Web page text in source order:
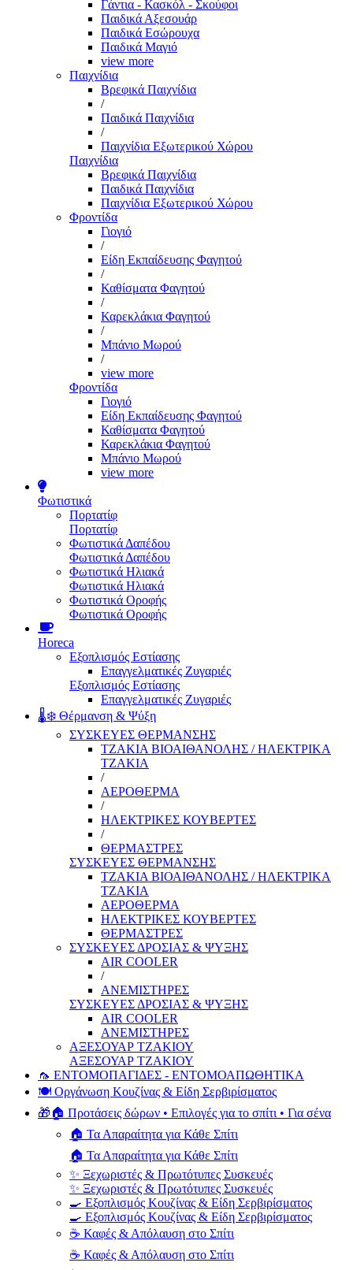
Γάντια - Κασκόλ - Σκούφοι
Παιδικά Αξεσουάρ
Παιδικά Εσώρουχα
Παιδικά Μαγιό
view more
Παιχνίδια
Βρεφικά Παιχνίδια
/
Παιδικά Παιχνίδια
/
Παιχνίδια Εξωτερικού Χώρου
Παιχνίδια
Βρεφικά Παιχνίδια
Παιδικά Παιχνίδια
Παιχνίδια Εξωτερικού Χώρου
Φροντίδα
Γιογιό
/
Είδη Εκπαίδευσης Φαγητού
/
Καθίσματα Φαγητού
/
Καρεκλάκια Φαγητού
/
Μπάνιο Μωρού
/
view more
Φροντίδα
Γιογιό
Είδη Εκπαίδευσης Φαγητού
Καθίσματα Φαγητού
Καρεκλάκια Φαγητού
Μπάνιο Μωρού
view more
Φωτιστικά
Πορτατίφ
Πορτατίφ
Φωτιστικά Δαπέδου
Φωτιστικά Δαπέδου
Φωτιστικά Ηλιακά
Φωτιστικά Ηλιακά
Φωτιστικά Οροφής
Φωτιστικά Οροφής
Horeca
Εξοπλισμός Εστίασης
Επαγγελματικές Ζυγαριές
Εξοπλισμός Εστίασης
Επαγγελματικές Ζυγαριές
🌡️❄️ Θέρμανση & Ψύξη
ΣΥΣΚΕΥΕΣ ΘΕΡΜΑΝΣΗΣ
ΤΖΑΚΙΑ ΒΙΟΑΙΘΑΝΟΛΗΣ / ΗΛΕΚΤΡΙΚΑ
ΤΖΑΚΙΑ
/
ΑΕΡΟΘΕΡΜΑ
/
ΗΛΕΚΤΡΙΚΕΣ ΚΟΥΒΕΡΤΕΣ
/
ΘΕΡΜΑΣΤΡΕΣ
ΣΥΣΚΕΥΕΣ ΘΕΡΜΑΝΣΗΣ
ΤΖΑΚΙΑ ΒΙΟΑΙΘΑΝΟΛΗΣ / ΗΛΕΚΤΡΙΚΑ
ΤΖΑΚΙΑ
ΑΕΡΟΘΕΡΜΑ
ΗΛΕΚΤΡΙΚΕΣ ΚΟΥΒΕΡΤΕΣ
ΘΕΡΜΑΣΤΡΕΣ
ΣΥΣΚΕΥΕΣ ΔΡΟΣΙΑΣ & ΨΥΞΗΣ
AIR COOLER
/
ΑΝΕΜΙΣΤΗΡΕΣ
ΣΥΣΚΕΥΕΣ ΔΡΟΣΙΑΣ & ΨΥΞΗΣ
AIR COOLER
ΑΝΕΜΙΣΤΗΡΕΣ
ΑΞΕΣΟΥΑΡ ΤΖΑΚΙΟΥ
ΑΞΕΣΟΥΑΡ ΤΖΑΚΙΟΥ
🦟 ΕΝΤΟΜΟΠΑΓΙΔΕΣ - ΕΝΤΟΜΟΑΠΩΘΗΤΙΚΑ
🍽️ Οργάνωση Κουζίνας & Είδη Σερβιρίσματος
🎁🏠 Προτάσεις δώρων • Επιλογές για το σπίτι • Για σένα
🏠 Τα Απαραίτητα για Κάθε Σπίτι
🏠 Τα Απαραίτητα για Κάθε Σπίτι
✨ Ξεχωριστές & Πρωτότυπες Συσκευές
✨ Ξεχωριστές & Πρωτότυπες Συσκευές
🍳 Εξοπλισμός Κουζίνας & Είδη Σερβιρίσματος
🍳 Εξοπλισμός Κουζίνας & Είδη Σερβιρίσματος
☕ Καφές & Απόλαυση στο Σπίτι
☕ Καφές & Απόλαυση στο Σπίτι